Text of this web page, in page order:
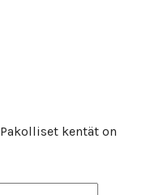
Pakolliset kentät on